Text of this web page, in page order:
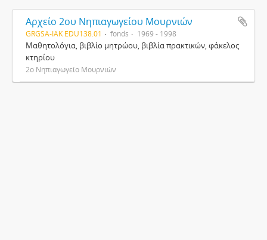
Αρχείο 2ου Νηπιαγωγείου Μουρνιών
GRGSA-IAK EDU138.01 fonds 1969 - 1998
Μαθητολόγια, βιβλίο μητρώου, βιβλία πρακτικών, φάκελος
κτηρίου
2ο Νηπιαγωγείο Μουρνιών